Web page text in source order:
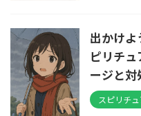
出かけよ
ピリチ
ージと対
スピリチ